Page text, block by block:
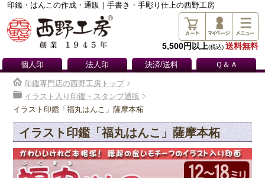
印鑑・はんこの作成・通販｜手書き・手彫り仕上の西野工房
5,500円以上(税込) 送料無料
個人印 法人印 決済/送料 Ｑ＆Ａ
印鑑専門店の西野工房トップ
イラスト入り印鑑・スタンプ通販
イラスト印鑑「福丸はんこ」薩摩本柘
イラスト印鑑「福丸はんこ」薩摩本柘